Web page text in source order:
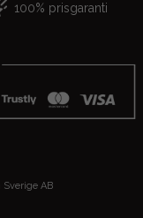
100% prisgaranti
AB